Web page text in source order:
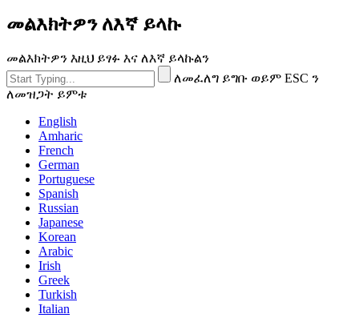
መልእክትዎን ለእኛ ይላኩ
መልእክትዎን እዚህ ይፃፉ እና ለእኛ ይላኩልን
ለመፈለግ ይግቡ ወይም ESC ን
ለመዝጋት ይምቱ
English
Amharic
French
German
Portuguese
Spanish
Russian
Japanese
Korean
Arabic
Irish
Greek
Turkish
Italian